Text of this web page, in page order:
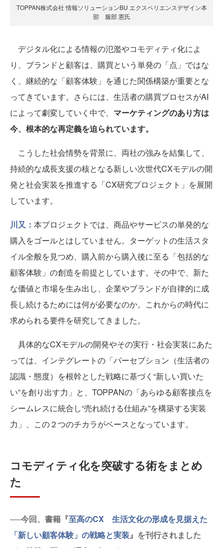
TOPPAN株式会社 情報ソリューションBU エクスペリエンスデザイン本
部 服部 憲氏
デジタル化による情報の氾濫やコモディティ化によ
り、ブランドと顧客は、購買という単発の「点」ではな
く、継続的な「顧客体験」を通じた関係構築が重要とな
ってきています。さらには、生活者の購買プロセスがAI
によって劇変していく中で、 マーケティングのあり方は
今、根本的な再定義を迫られています。
こうした社会情勢を背景に、両社の強みを結集して、
持続的な成長支援の核となる新しい次世代CXモデルの開
発と社会実装を推進する「CX研究プロジェクト」を展開
しています。
川又： 本プロジェクトでは、商品やサービスの単発的な
購入をゴールとはしていません。ターゲットの生活スタ
イル全般を見つめ、購入前から購入後に至る「包括的な
顧客体験」の創造を前提としています。その中で、新た
な価値と市場を生み出し、企業やブランドが自律的に成
長し続けるためには何が必要なのか。これからの時代に
求められる要件を研究してきました。
具体的なCXモデルの開発やその実行・社会実装にあた
っては、インテグレートの「パーセプション（生活者の
認識・態度）を根幹とした戦略に基づく“新しい買いた
い”を創り出す力」と、TOPPANの「あらゆる顧客接点を
シームレスに統合し“売れ続ける仕組み”を構築する実装
力」、この２つのチカラがベースとなっています。
コモディティ化を突破する術をまとめ
た
──今回、書籍『至高のCX 生活文化の形成を見据えた
「新しい顧客体験」の戦略と実装』を刊行されました